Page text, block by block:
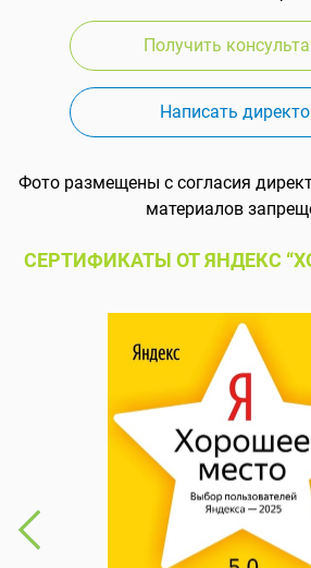
Получить
Написать
Фото размещены с согласия
материалов
СЕРТИФИКАТЫ ОТ ЯНДЕКС